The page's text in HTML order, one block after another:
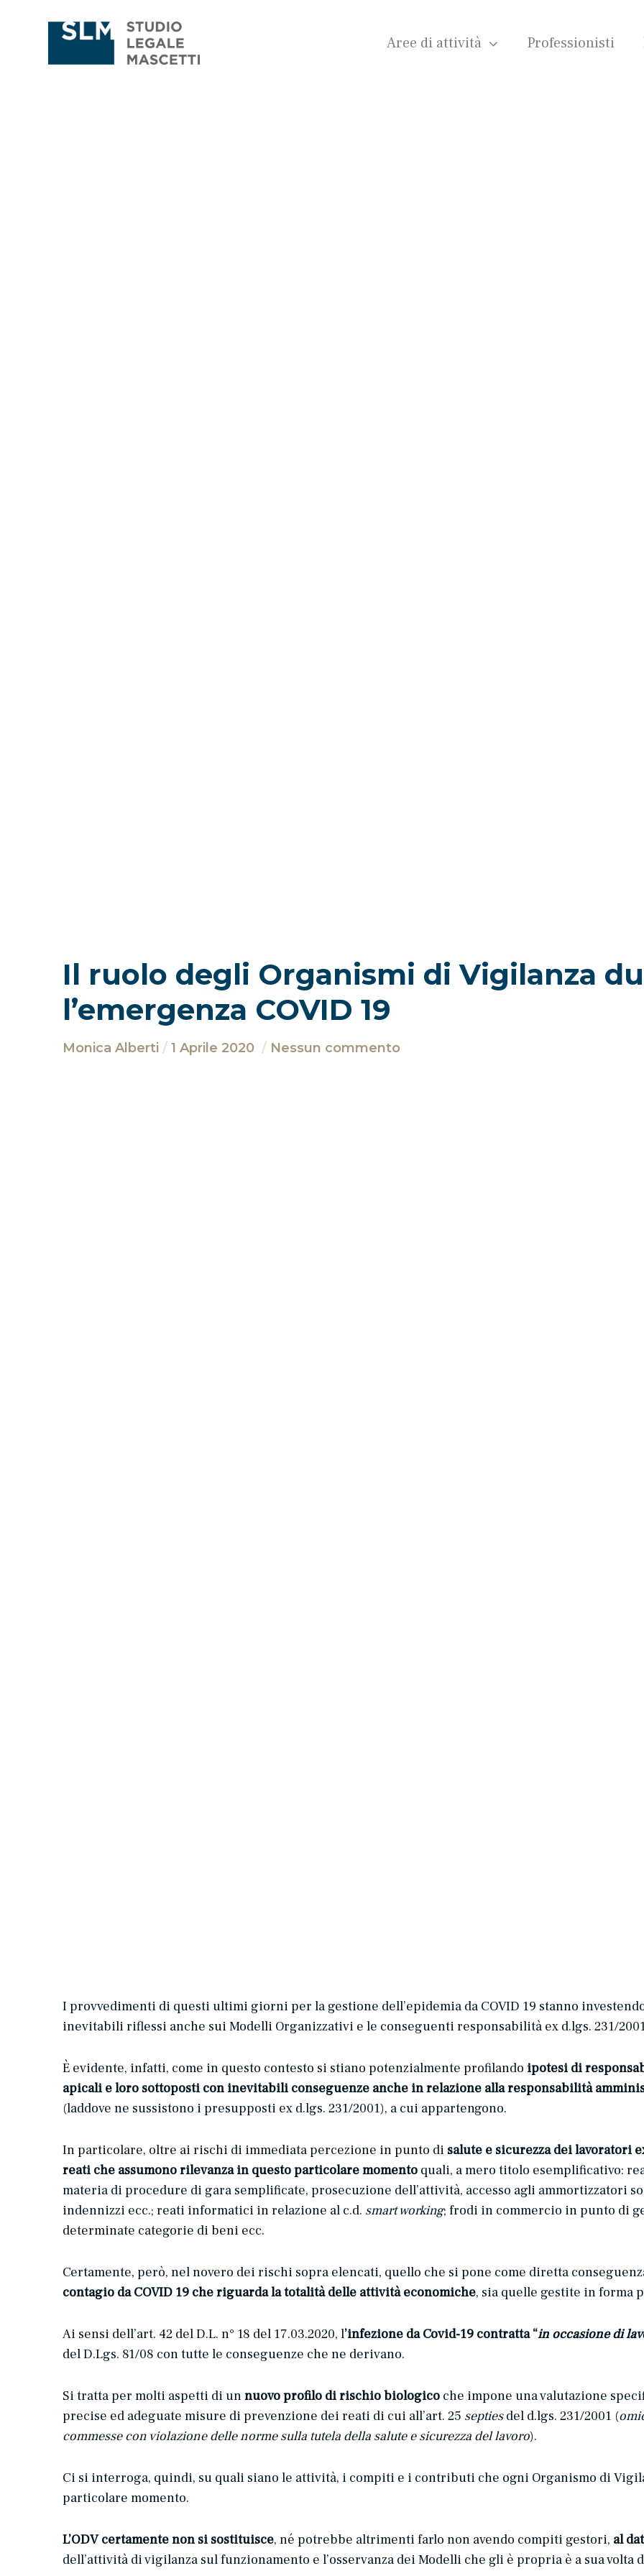
Aree di attività Professionisti
Il ruolo degli Organismi di Vigilanza
l’emergenza COVID 19
Monica Alberti 1 Aprile 2020 Nessun commento
I provvedimenti di questi ultimi giorni per la gestione dell’epidemia da COVID 19 stanno
inevitabili riflessi anche sui Modelli Organizzativi e le conseguenti responsabilità ex d.lgs. 231/
È evidente, infatti, come in questo contesto si stiano potenzialmente profilando ipotesi di
apicali e loro sottoposti con inevitabili conseguenze anche in relazione alla responsabilità
(laddove ne sussistono i presupposti ex d.lgs. 231/2001), a cui appartengono.
In particolare, oltre ai rischi di immediata percezione in punto di salute e sicurezza dei lavoratori
reati che assumono rilevanza in questo particolare momento quali, a mero titolo esemplificativo:
materia di procedure di gara semplificate, prosecuzione dell’attività, accesso agli ammortizzatori
indennizzi ecc.; reati informatici in relazione al c.d. smart working; frodi in commercio in punto di
determinate categorie di beni ecc.
Certamente, però, nel novero dei rischi sopra elencati, quello che si pone come diretta
contagio da COVID 19 che riguarda la totalità delle attività economiche, sia quelle gestite in forma
Ai sensi dell’art. 42 del D.L. n° 18 del 17.03.2020, l’infezione da Covid-19 contratta “in occasione di
del D.Lgs. 81/08 con tutte le conseguenze che ne derivano.
Si tratta per molti aspetti di unnuovo profilo di rischio biologico che impone una valutazione
precise ed adeguate misure di prevenzione dei reati di cui all’art. 25 septiesdel d.lgs. 231/2001 (
commesse con violazione delle norme sulla tutela della salute e sicurezza del lavoro).
Ci si interroga, quindi, su quali siano le attività, i compiti e i contributi che ogni Organismo di
particolare momento.
L’ODV certamente non si sostituisce, né potrebbe altrimenti farlo non avendo compiti gestori, al
dell’attività di vigilanza sul funzionamento e l’osservanza dei Modelli che gli è propria è a sua volta